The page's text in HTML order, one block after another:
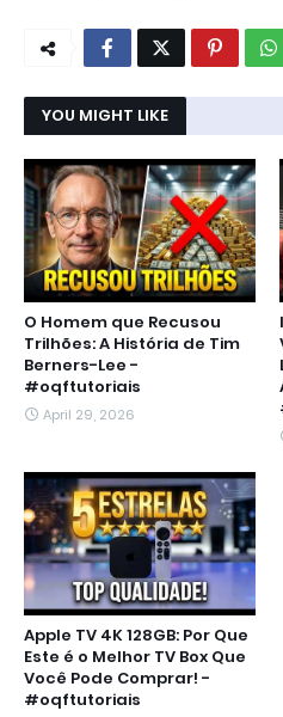
YOU MIGHT LIKE
O Homem que Recusou
Trilhões: A História de Tim
Berners-Lee -
#oqftutoriais
April 29, 2026
Apple TV 4K 128GB: Por Que
Este é o Melhor TV Box Que
Você Pode Comprar! -
#oqftutoriais